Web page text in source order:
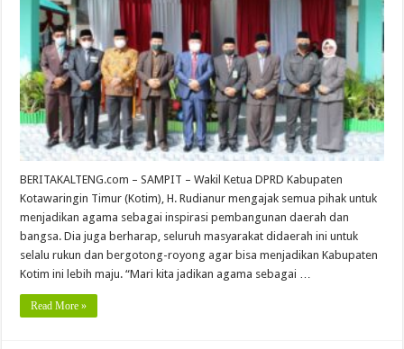
BERITAKALTENG.com – SAMPIT – Wakil Ketua DPRD Kabupaten
Kotawaringin Timur (Kotim), H. Rudianur mengajak semua pihak untuk
menjadikan agama sebagai inspirasi pembangunan daerah dan
bangsa. Dia juga berharap, seluruh masyarakat didaerah ini untuk
selalu rukun dan bergotong-royong agar bisa menjadikan Kabupaten
Kotim ini lebih maju. “Mari kita jadikan agama sebagai …
Read More »